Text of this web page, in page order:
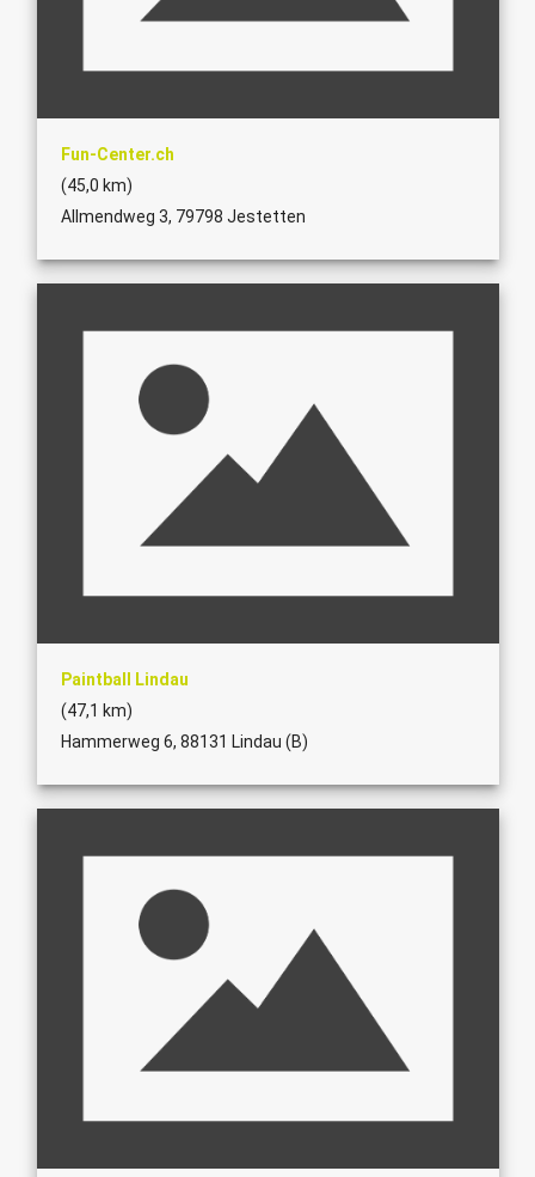
Fun-Center.ch
(45,0 km)
Allmendweg 3, 79798 Jestetten
Paintball Lindau
(47,1 km)
Hammerweg 6, 88131 Lindau (B)